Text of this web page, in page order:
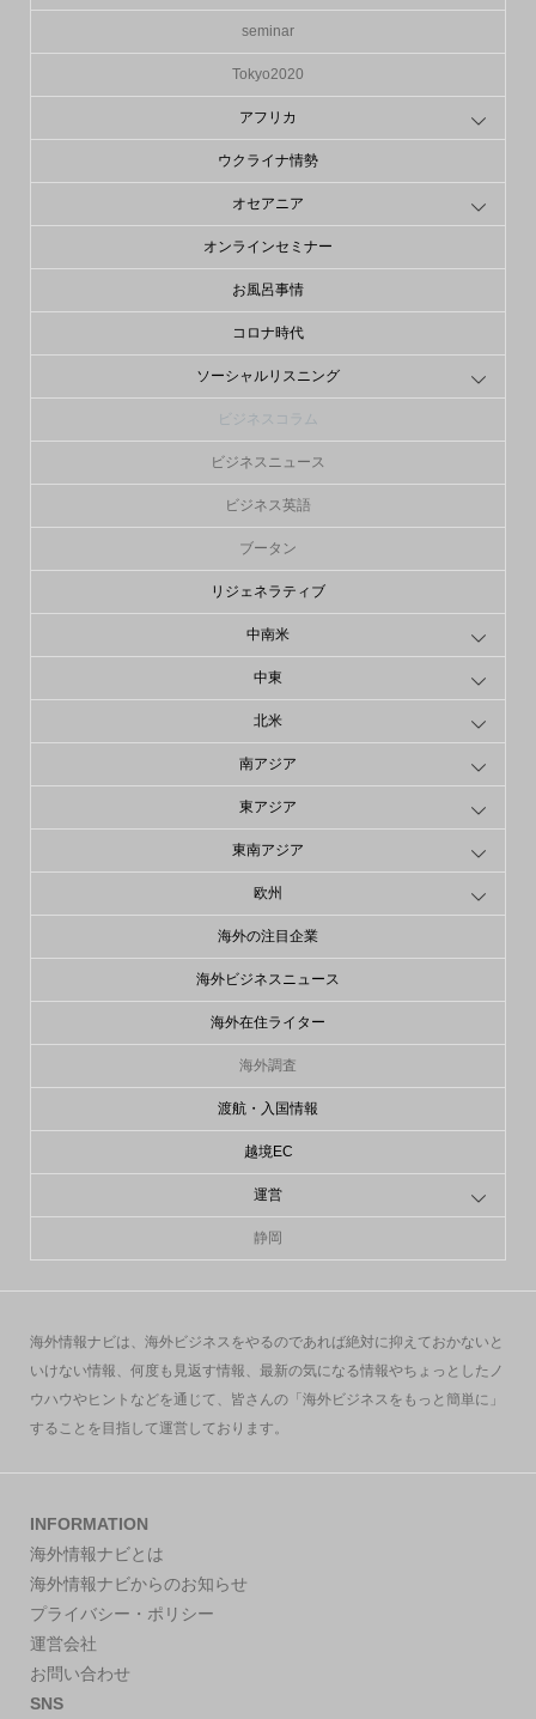
seminar
Tokyo2020
アフリカ
ウクライナ情勢
オセアニア
オンラインセミナー
お風呂事情
コロナ時代
ソーシャルリスニング
ビジネスコラム
ビジネスニュース
ビジネス英語
ブータン
リジェネラティブ
中南米
中東
北米
南アジア
東アジア
東南アジア
欧州
海外の注目企業
海外ビジネスニュース
海外在住ライター
海外調査
渡航・入国情報
越境EC
運営
静岡
海外情報ナビは、海外ビジネスをやるのであれば絶対に抑えておかないと
いけない情報、何度も見返す情報、最新の気になる情報やちょっとしたノ
ウハウやヒントなどを通じて、皆さんの「海外ビジネスをもっと簡単に」
することを目指して運営しております。
INFORMATION
海外情報ナビとは
海外情報ナビからのお知らせ
プライバシー・ポリシー
運営会社
お問い合わせ
SNS